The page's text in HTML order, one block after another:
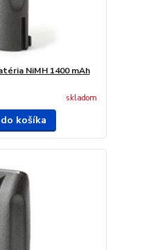
NiMH 1400 mAh
skladom
košíka